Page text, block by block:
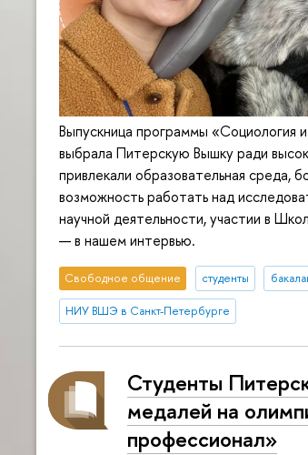
Выпускница программы «Социология
выбрала Питерскую Вышку ради
привлекали образовательная среда,
возможность работать над
научной деятельности, участии в
— в нашем интервью.
Свободное общение студенты
НИУ ВШЭ в Санкт-Петербурге
Студенты
медалей на
профессионал»